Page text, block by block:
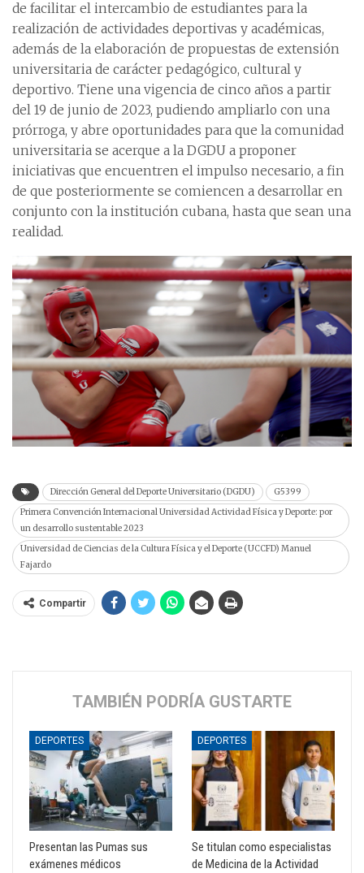
de facilitar el intercambio de estudiantes para la
realización de actividades deportivas y académicas,
además de la elaboración de propuestas de extensión
universitaria de carácter pedagógico, cultural y
deportivo. Tiene una vigencia de cinco años a partir
del 19 de junio de 2023, pudiendo ampliarlo con una
prórroga, y abre oportunidades para que la comunidad
universitaria se acerque a la DGDU a proponer
iniciativas que encuentren el impulso necesario, a fin
de que posteriormente se comiencen a desarrollar en
conjunto con la institución cubana, hasta que sean una
realidad.
Dirección General del Deporte Universitario (DGDU)
G5399
Primera Convención Internacional Universidad Actividad Física y Deporte: por
un desarrollo sustentable 2023
Universidad de Ciencias de la Cultura Física y el Deporte (UCCFD) Manuel
Fajardo
Compartir
TAMBIÉN PODRÍA GUSTARTE
DEPORTES
Presentan las Pumas sus
exámenes médicos
DEPORTES
Se titulan como especialistas
de Medicina de la Actividad